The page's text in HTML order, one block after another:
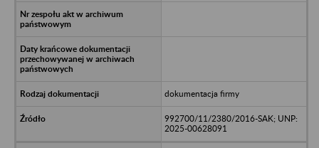
dokumentacja firmy
992700/11/2380/2016-SAK; UNP:
2025-00628091